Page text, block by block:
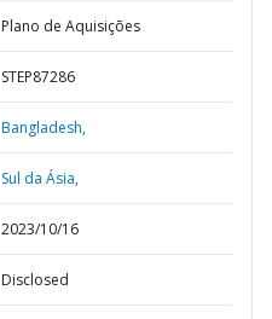
Plano de Aquisições
STEP87286
Bangladesh,
Sul da Ásia,
2023/10/16
Disclosed